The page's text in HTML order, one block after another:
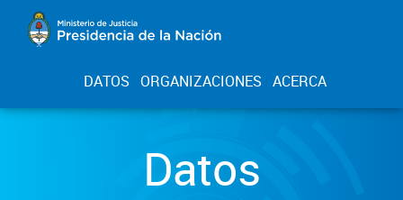
DATOS ORGANIZACIONES ACERCA
Datos